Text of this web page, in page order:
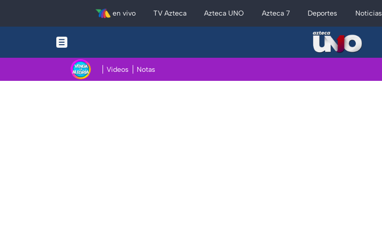
en vivo TV Azteca Azteca UNO Azteca 7 Deportes Noticias
Videos Notas